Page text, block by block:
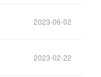
2023-06-02
2023-02-22